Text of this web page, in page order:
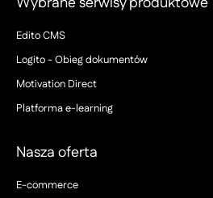
Edito CMS
Logito - Obieg dokumentów
Motivation Direct
Platforma e-learning
Nasza oferta
E-commerce